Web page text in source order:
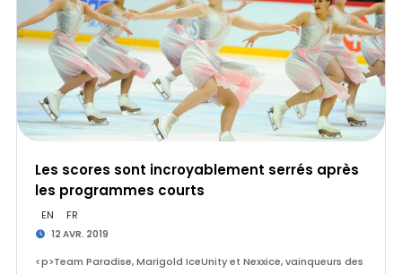
Les scores sont incroyablement serrés après
les programmes courts
EN FR
12 AVR. 2019
<p>Team Paradise, Marigold IceUnity et Nexxice, vainqueurs des